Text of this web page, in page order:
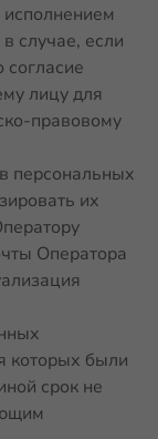
случае, если
лицу для
правовому
персональных
их
Оператора
которых были
срок не